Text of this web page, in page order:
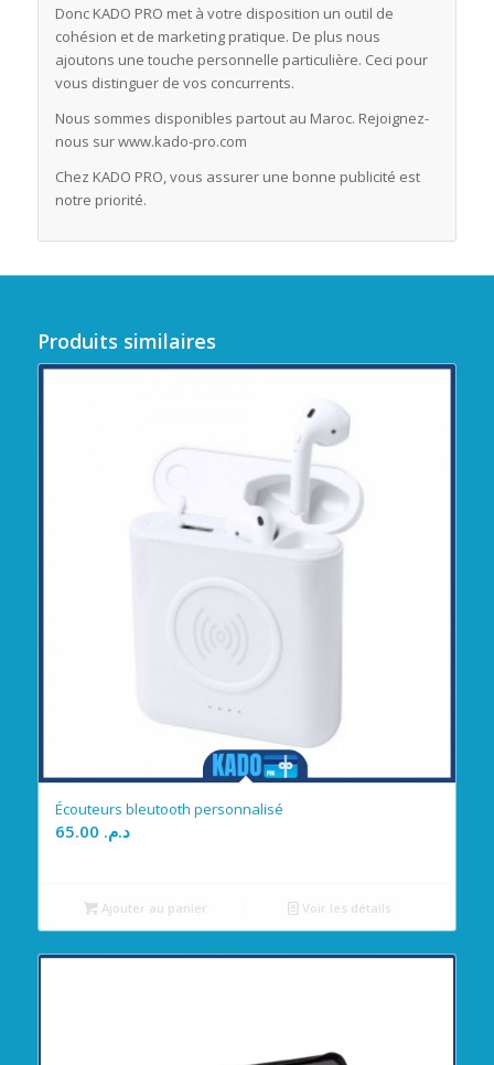
Donc KADO PRO met à votre disposition un outil de
cohésion et de marketing pratique. De plus nous
ajoutons une touche personnelle particulière. Ceci pour
vous distinguer de vos concurrents.
Nous sommes disponibles partout au Maroc. Rejoignez-
nous sur www.kado-pro.com
Chez KADO PRO, vous assurer une bonne publicité est
notre priorité.
Produits similaires
Écouteurs bleutooth personnalisé
د.م.
Ajouter au panier Voir les détails